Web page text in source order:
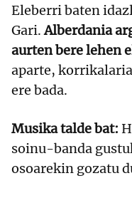
Eleberri baten
Gari.Alberdania
aurten bere lehen
aparte,
ere bada.
Musika talde bat:
soinu-banda
osoarekin gozatu